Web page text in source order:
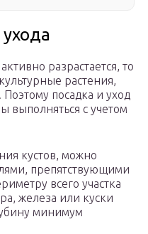
разрастается, то
растения,
Поэтому посадка и уход
выполняться с учетом
кустов, можно
препятствующими
всего участка
железа или куски
минимум